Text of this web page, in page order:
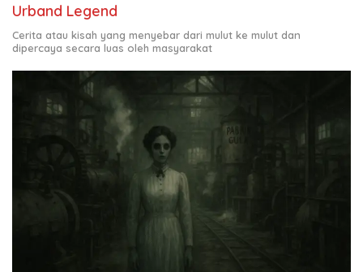
Urband Legend
Cerita atau kisah yang menyebar dari mulut ke mulut dan
dipercaya secara luas oleh masyarakat